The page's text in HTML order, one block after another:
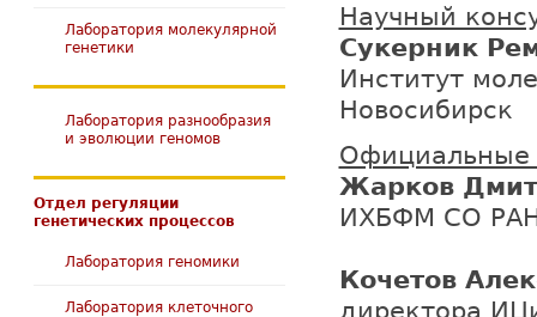
Научный
Сукерник
Институт
Новосибирск
Официальные
Жарков
ИХБФМ СО
Кочетов
Лаборатория молекулярной
генетики
Лаборатория разнообразия
и эволюции геномов
Отдел регуляции
генетических процессов
Лаборатория геномики
Лаборатория клеточного